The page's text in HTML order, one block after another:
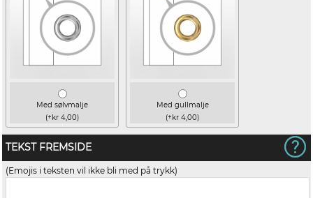
Med sølvmalje
(+kr 4,00)
Med gullmalje
(+kr 4,00)
TEKST FREMSIDE
(Emojis i teksten vil ikke bli med på trykk)